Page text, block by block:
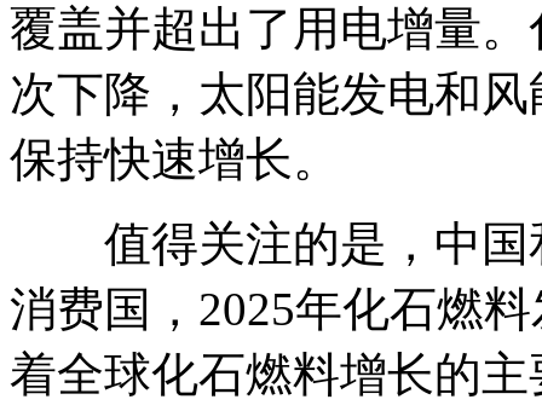
覆盖并超出了用电增量
次下降，太阳能发电和
保持快速增长。
值得关注的是，中国
消费国，2025年化石燃
着全球化石燃料增长的